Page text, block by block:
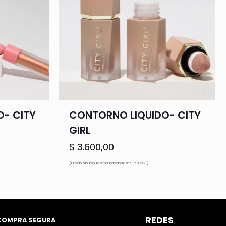
CITY
CONTORNO LIQUIDO- CITY
GIRL
$ 3.600,00
(Precio sin impuestos nacionales: $ 2.975,21)
SEGURA REDES